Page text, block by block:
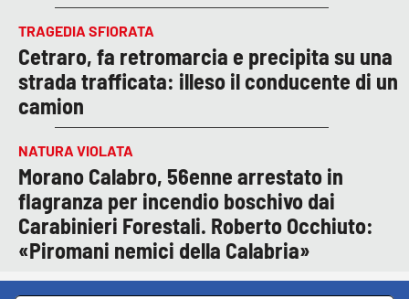
TRAGEDIA SFIORATA
Cetraro, fa retromarcia e precipita su una
strada trafficata: illeso il conducente di un
camion
NATURA VIOLATA
Morano Calabro, 56enne arrestato in
flagranza per incendio boschivo dai
Carabinieri Forestali. Roberto Occhiuto:
«Piromani nemici della Calabria»